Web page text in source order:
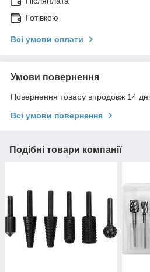
Готівкою
Всі умови оплати
Умови повернення
Повернення товару впродовж 14
Всі умови повернення
Подібні товари компанії